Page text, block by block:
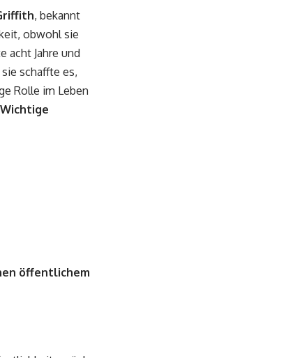
, bekannt
obwohl sie
acht Jahre und
schaffte es,
Rolle im Leben
Wichtige
öffentlichem